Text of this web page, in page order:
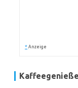
* Anzeige